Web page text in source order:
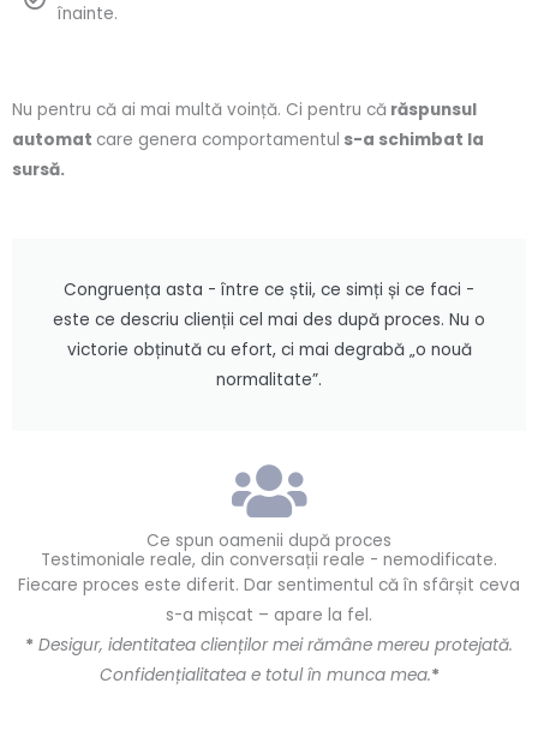
înainte.
Nu pentru că ai mai multă voință. Ci pentru că răspunsul
automat care genera comportamentul s-a schimbat la
sursă.
Congruența asta - între ce știi, ce simți și ce faci -
este ce descriu clienții cel mai des după proces. Nu o
victorie obținută cu efort, ci mai degrabă „o nouă
normalitate”.
Ce spun oamenii după proces
Testimoniale reale, din conversații reale - nemodificate.
Fiecare proces este diferit. Dar sentimentul că în sfârșit ceva
s-a mișcat – apare la fel.
* Desigur, identitatea clienților mei rămâne mereu protejată.
Confidențialitatea e totul în munca mea.*